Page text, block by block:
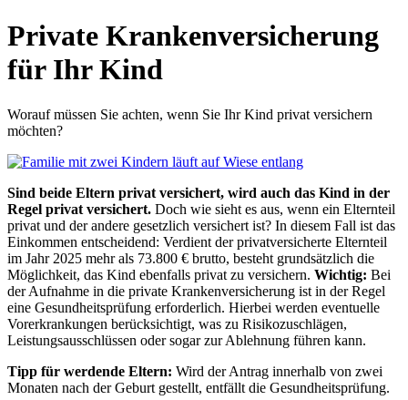
Private Krankenversicherung
für Ihr Kind
Worauf müssen Sie achten, wenn Sie Ihr Kind privat versichern
möchten?
Sind beide Eltern privat versichert, wird auch das Kind in der
Regel privat versichert. Doch wie sieht es aus, wenn ein Elternteil
privat und der andere gesetzlich versichert ist? In diesem Fall ist das
Einkommen entscheidend: Verdient der privatversicherte Elternteil
im Jahr 2025 mehr als 73.800 € brutto, besteht grundsätzlich die
Möglichkeit, das Kind ebenfalls privat zu versichern. Wichtig: Bei
der Aufnahme in die private Krankenversicherung ist in der Regel
eine Gesundheitsprüfung erforderlich. Hierbei werden eventuelle
Vorerkrankungen berücksichtigt, was zu Risikozuschlägen,
Leistungsausschlüssen oder sogar zur Ablehnung führen kann.
Tipp für werdende Eltern: Wird der Antrag innerhalb von zwei
Monaten nach der Geburt gestellt, entfällt die Gesundheitsprüfung.